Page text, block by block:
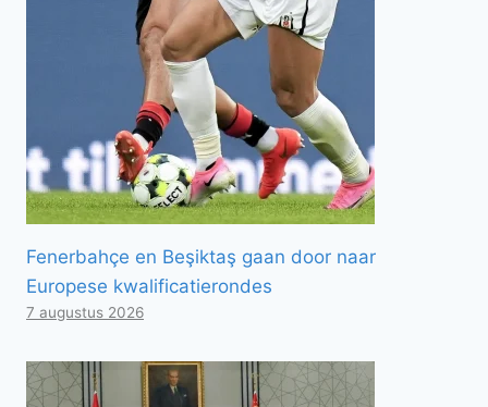
Fenerbahçe en Beşiktaş gaan door naar
Europese kwalificatierondes
7 augustus 2026